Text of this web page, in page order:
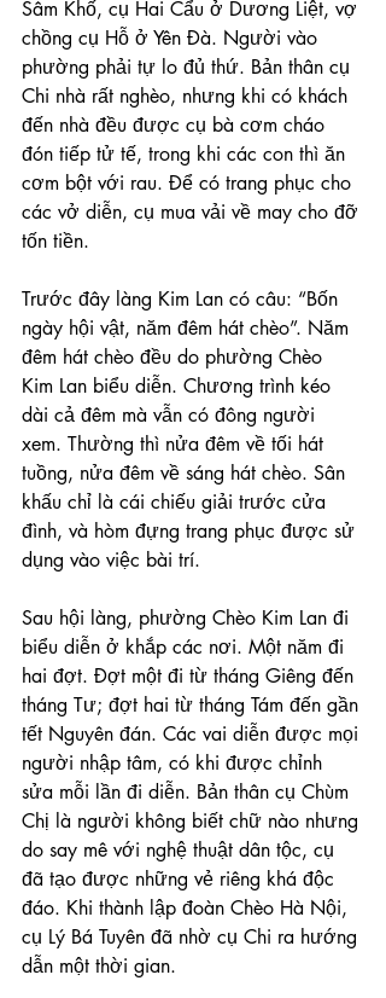
Sâm Khố, cụ Hai Cẩu ở Dương Liệt, vợ
chồng cụ Hỗ ở Yên Đà. Người vào
phường phải tự lo đủ thứ. Bản thân cụ
Chi nhà rất nghèo, nhưng khi có khách
đến nhà đều được cụ bà cơm cháo
đón tiếp tử tế, trong khi các con thì ăn
cơm bột với rau. Để có trang phục cho
các vở diễn, cụ mua vải về may cho đỡ
tốn tiền.
Trước đây làng Kim Lan có câu: “Bốn
ngày hội vật, năm đêm hát chèo”. Năm
đêm hát chèo đều do phường Chèo
Kim Lan biểu diễn. Chương trình kéo
dài cả đêm mà vẫn có đông người
xem. Thường thì nửa đêm về tối hát
tuồng, nửa đêm về sáng hát chèo. Sân
khấu chỉ là cái chiếu giải trước cửa
đình, và hòm đựng trang phục được sử
dụng vào việc bài trí.
Sau hội làng, phường Chèo Kim Lan đi
biểu diễn ở khắp các nơi. Một năm đi
hai đợt. Đợt một đi từ tháng Giêng đến
tháng Tư; đợt hai từ tháng Tám đến gần
tết Nguyên đán. Các vai diễn được mọi
người nhập tâm, có khi được chỉnh
sửa mỗi lần đi diễn. Bản thân cụ Chùm
Chị là người không biết chữ nào nhưng
do say mê với nghệ thuật dân tộc, cụ
đã tạo được những vẻ riêng khá độc
đáo. Khi thành lập đoàn Chèo Hà Nội,
cụ Lý Bá Tuyên đã nhờ cụ Chi ra hướng
dẫn một thời gian.